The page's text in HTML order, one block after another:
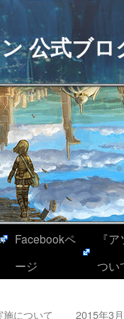
公式ブロ
Facebookペ
ージ
『
つい
について 2015年3